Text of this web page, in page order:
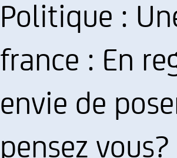
Politique :
france : En
envie de
pensez